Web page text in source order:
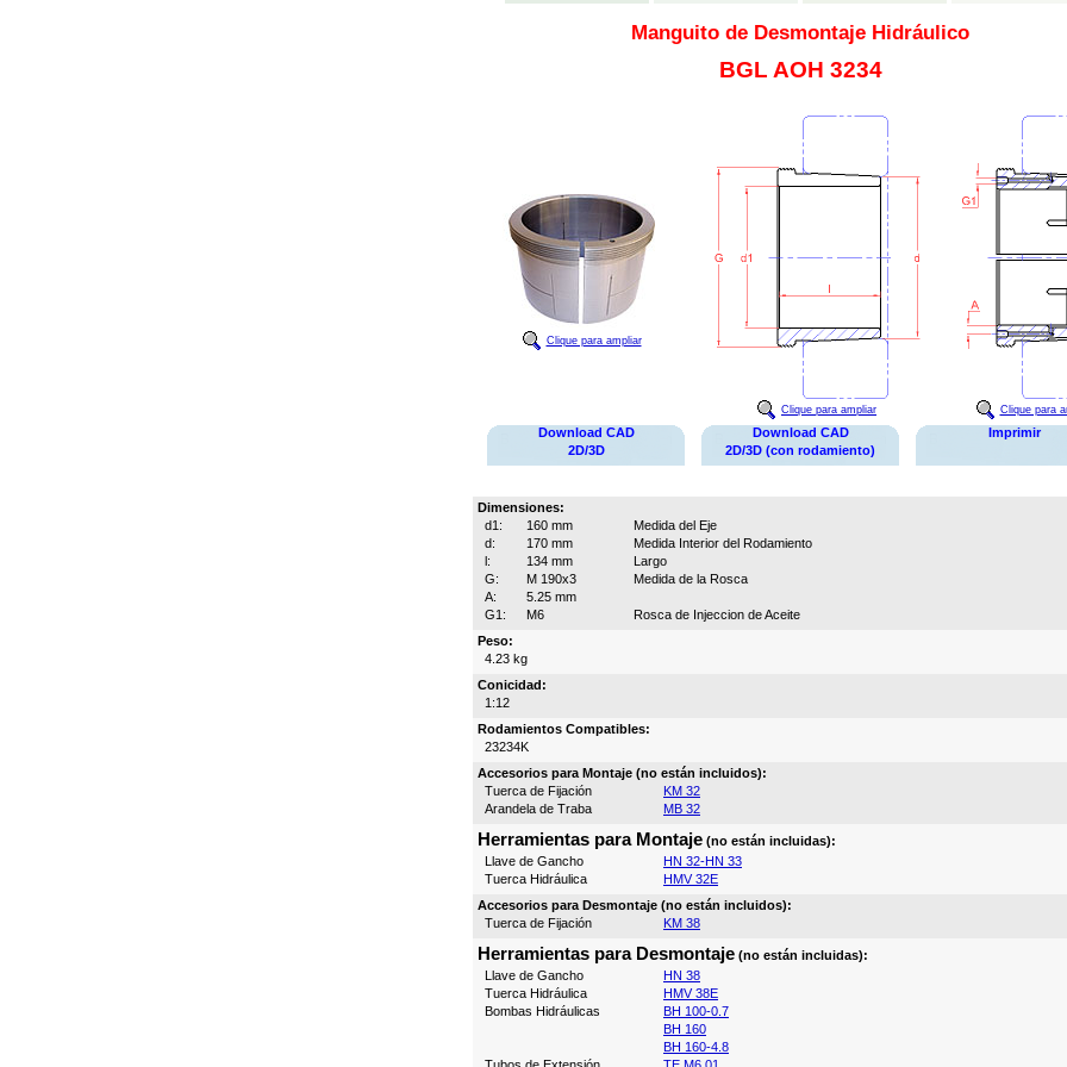
Manguito de Desmontaje Hidráulico
BGL AOH 3234
Clique para ampliar
Clique para ampliar Clique para
Download CAD
2D/3D
Download CAD
2D/3D (con rodamiento)
Imprimir
Dimensiones:
d1:
160 mm
Medida del Eje
d:
170 mm
Medida Interior del Rodamiento
l:
134 mm
Largo
G:
M 190x3
Medida de la Rosca
A:
5.25 mm
G1:
M6
Rosca de Injeccion de Aceite
Peso:
4.23 kg
Conicidad:
1:12
Rodamientos Compatibles:
23234K
Accesorios para Montaje (no están incluidos):
Tuerca de Fijación
KM 32
Arandela de Traba
MB 32
Herramientas para Montaje (no están incluidas):
Llave de Gancho
HN 32-HN 33
Tuerca Hidráulica
HMV 32E
Accesorios para Desmontaje (no están incluidos):
Tuerca de Fijación
KM 38
Herramientas para Desmontaje (no están incluidas):
Llave de Gancho
HN 38
Tuerca Hidráulica
HMV 38E
Bombas Hidráulicas
BH 100-0.7
BH 160
BH 160-4.8
Tubos de Extensión
TE M6 01